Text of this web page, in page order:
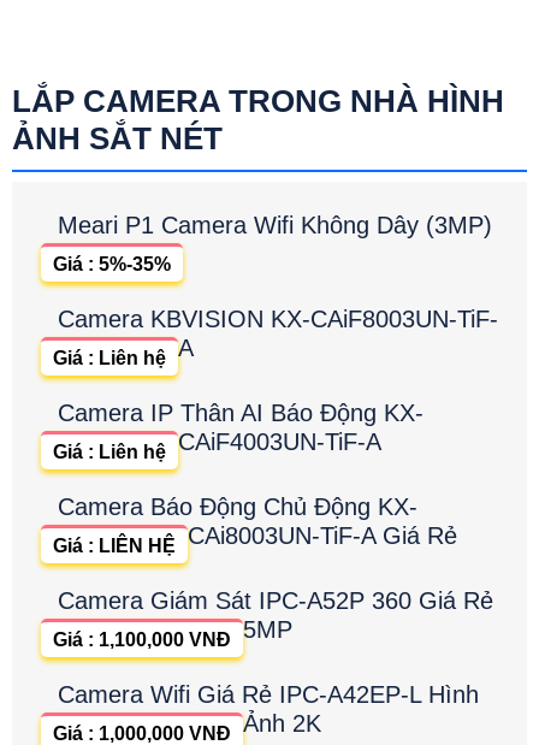
LẮP CAMERA TRONG NHÀ HÌNH
ẢNH SẮT NÉT
Meari P1 Camera Wifi Không Dây (3MP)
Giá : 5%-35%
Camera KBVISION KX-CAiF8003UN-TiF-
A
Giá : Liên hệ
Camera IP Thân AI Báo Động KX-
CAiF4003UN-TiF-A
Giá : Liên hệ
Camera Báo Động Chủ Động KX-
CAi8003UN-TiF-A Giá Rẻ
Giá : LIÊN HỆ
Camera Giám Sát IPC-A52P 360 Giá Rẻ
5MP
Giá : 1,100,000 VNĐ
Camera Wifi Giá Rẻ IPC-A42EP-L Hình
Ảnh 2K
Giá : 1,000,000 VNĐ